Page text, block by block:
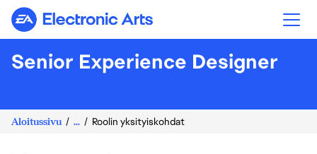
Electronic Arts
Senior Experience Designer
Aloitussivu ... Roolin yksityiskohdat